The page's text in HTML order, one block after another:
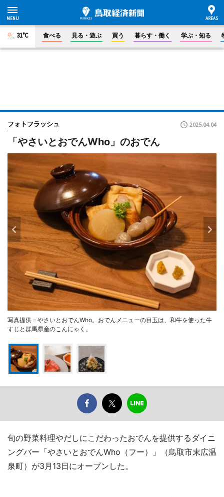
31°C 食べる 見る・遊ぶ 買う 暮らす・働く 学ぶ・知る
フォトフラッシュ 2025.04.04
「やさいとおでんWho」のおでん
写真提供＝やさいとおでんWho。おでんメニューの目玉は、和牛を使った牛
すじと群馬県産のこんにゃく。
旬の野菜料理やだしにこだわったおでんを提供するダイニ
ングバー「やさいとおでんWho（フー）」（鳥取市末広温
泉町）が3月13日にオープンした。